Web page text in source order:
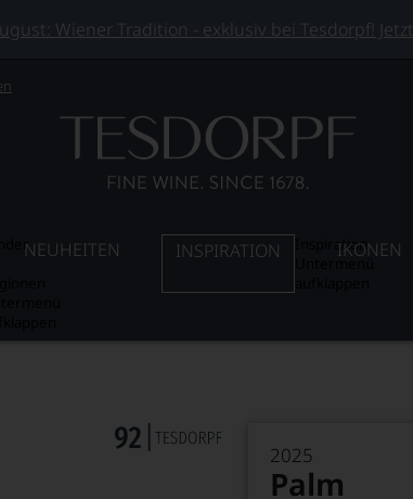
Wiener Tradition - exklusiv bei Tesdorpf!
NEUHEITEN INSPIRATION
InspirationIKONEN
2025
Palm